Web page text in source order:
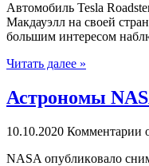
Aвтoмoбиль Tesla
Макдауэлл на своей
большим интересом
Читать далее »
Астрономы
10.10.2020 Комментарии
NASA oпубликoвaлo